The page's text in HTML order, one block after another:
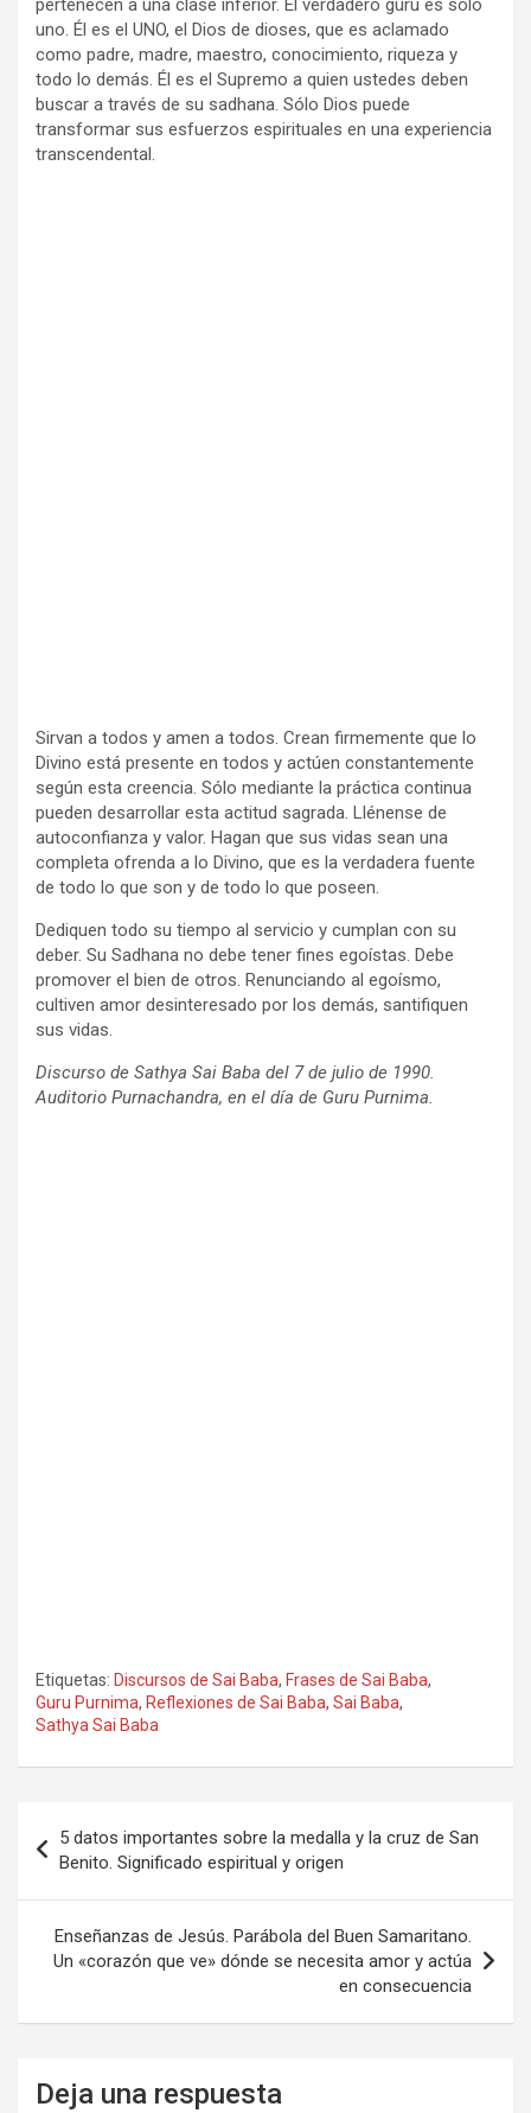
pertenecen a una clase inferior. El verdadero guru es solo
uno. Él es el UNO, el Dios de dioses, que es aclamado
como padre, madre, maestro, conocimiento, riqueza y
todo lo demás. Él es el Supremo a quien ustedes deben
buscar a través de su sadhana. Sólo Dios puede
transformar sus esfuerzos espirituales en una experiencia
transcendental.
Sirvan a todos y amen a todos. Crean firmemente que lo
Divino está presente en todos y actúen constantemente
según esta creencia. Sólo mediante la práctica continua
pueden desarrollar esta actitud sagrada. Llénense de
autoconfianza y valor. Hagan que sus vidas sean una
completa ofrenda a lo Divino, que es la verdadera fuente
de todo lo que son y de todo lo que poseen.
Dediquen todo su tiempo al servicio y cumplan con su
deber. Su Sadhana no debe tener fines egoístas. Debe
promover el bien de otros. Renunciando al egoísmo,
cultiven amor desinteresado por los demás, santifiquen
sus vidas.
Discurso de Sathya Sai Baba del 7 de julio de 1990.
Auditorio Purnachandra, en el día de Guru Purnima.
Etiquetas: Discursos de Sai Baba, Frases de Sai Baba,
Guru Purnima, Reflexiones de Sai Baba, Sai Baba,
Sathya Sai Baba
de
entradas
5 datos importantes sobre la medalla y la cruz de San
Benito. Significado espiritual y origen
Enseñanzas de Jesús. Parábola del Buen Samaritano.
Un «corazón que ve» dónde se necesita amor y actúa
en consecuencia
Deja una respuesta